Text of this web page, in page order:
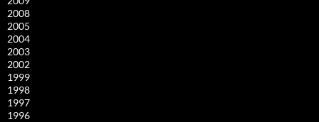
2008
2005
2004
2003
2002
1999
1998
1997
1996